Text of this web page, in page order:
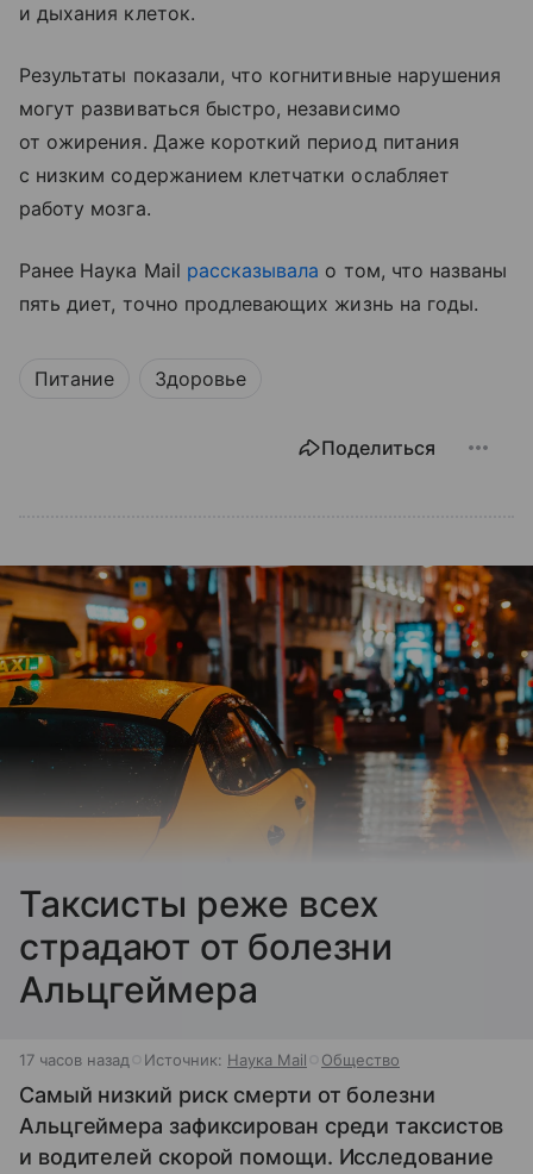
и дыхания клеток.
Результаты показали, что когнитивные нарушения
могут развиваться быстро, независимо
от ожирения. Даже короткий период питания
с низким содержанием клетчатки ослабляет
работу мозга.
Ранее Наука Mail рассказывала о том, что названы
пять диет, точно продлевающих жизнь на годы.
Питание Здоровье
Поделиться
Таксисты реже всех
страдают от болезни
Альцгеймера
17 часов назад Источник: Наука Mail Общество
Самый низкий риск смерти от болезни
Альцгеймера зафиксирован среди таксистов
и водителей скорой помощи. Исследование